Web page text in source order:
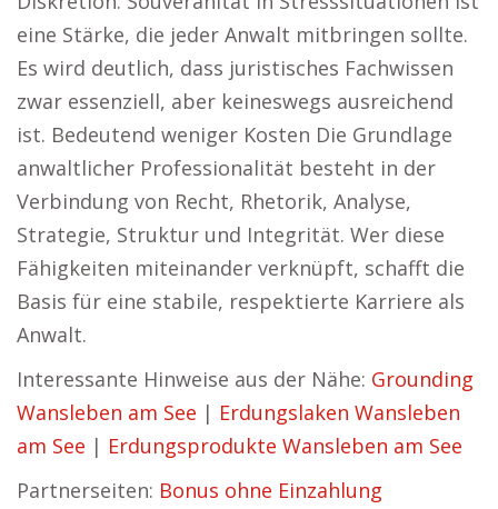
eine Stärke, die jeder Anwalt mitbringen sollte.
Es wird deutlich, dass juristisches Fachwissen
zwar essenziell, aber keineswegs ausreichend
ist. Bedeutend weniger Kosten Die Grundlage
anwaltlicher Professionalität besteht in der
Verbindung von Recht, Rhetorik, Analyse,
Strategie, Struktur und Integrität. Wer diese
Fähigkeiten miteinander verknüpft, schafft die
Basis für eine stabile, respektierte Karriere als
Anwalt.
Interessante Hinweise aus der Nähe: Grounding
Wansleben am See | Erdungslaken Wansleben
am See | Erdungsprodukte Wansleben am See
Partnerseiten: Bonus ohne Einzahlung